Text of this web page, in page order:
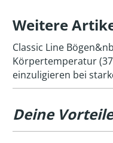
Weitere
Classic Line
Körpertemperatur
einzuligieren bei
Deine